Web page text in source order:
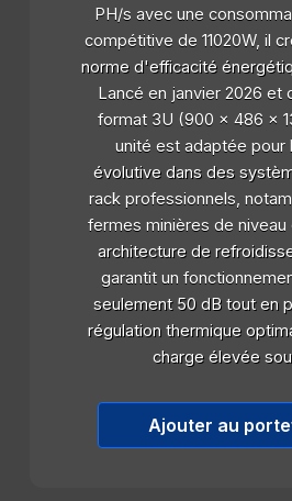
PH/s avec une
compétitive de 11020W, il
norme d'efficacité
Lancé en janvier 2026 et
format 3U (900 x 486 x
unité est adaptée pour
évolutive dans des
rack professionnels,
fermes minières de niveau
architecture de
garantit un
seulement 50 dB tout en
régulation thermique
charge élevée
Ajouter au